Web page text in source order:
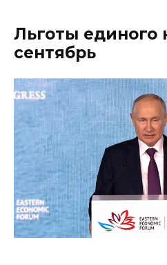
Льготы единого
сентябрь